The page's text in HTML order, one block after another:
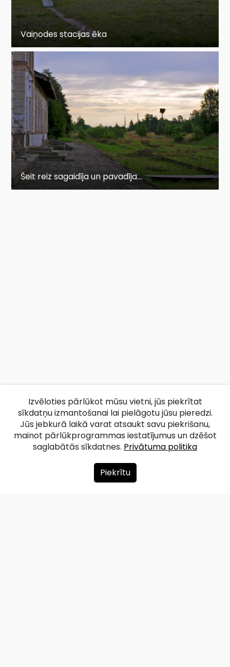
Vaiņodes stacijas ēka
Šeit reiz sagaidīja un pavadīja...
Par mums
Izvēloties pārlūkot mūsu vietni, jūs piekrītat
sīkdatņu izmantošanai lai pielāgotu jūsu pieredzi.
Jūs jebkurā laikā varat atsaukt savu piekrišanu,
mainot pārlūkprogrammas iestatījumus un dzēšot
saglabātās sīkdatnes. Privātuma politika
Piekrītu